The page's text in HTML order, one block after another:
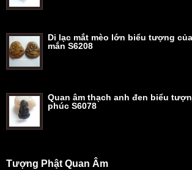
Di lạc mắt mèo lớn biểu tượng
mắn S6208
Quan âm thạch anh đen biểu
phúc S6078
Tượng Phật Quan Âm